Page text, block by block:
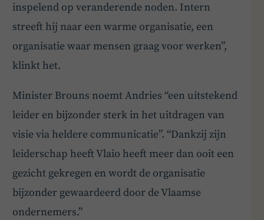
inspelend op veranderende noden. Intern
streeft hij naar een warme organisatie, een
organisatie waar mensen graag voor werken”,
klinkt het.
Minister Brouns noemt Andries “een uitstekend
leider en bijzonder sterk in het uitdragen van
visie via heldere communicatie”. “Dankzij zijn
leiderschap heeft Vlaio heeft meer dan ooit een
gezicht gekregen en wordt de organisatie
bijzonder gewaardeerd door de Vlaamse
ondernemers.”
BoardBuddy